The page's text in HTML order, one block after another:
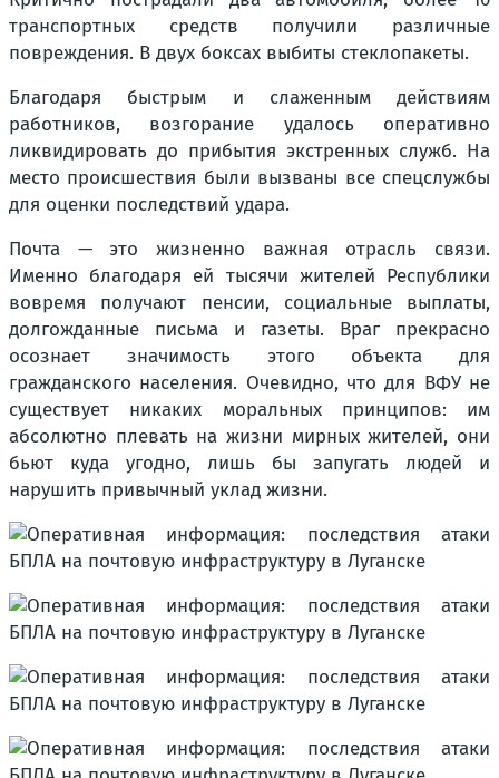
транспортных средств получили различные
повреждения. В двух боксах выбиты стеклопакеты.
Благодаря быстрым и слаженным действиям
работников, возгорание удалось оперативно
ликвидировать до прибытия экстренных служб. На
место происшествия были вызваны все спецслужбы
для оценки последствий удара.
Почта — это жизненно важная отрасль связи.
Именно благодаря ей тысячи жителей Республики
вовремя получают пенсии, социальные выплаты,
долгожданные письма и газеты. Враг прекрасно
осознает значимость этого объекта для
гражданского населения. Очевидно, что для ВФУ не
существует никаких моральных принципов: им
абсолютно плевать на жизни мирных жителей, они
бьют куда угодно, лишь бы запугать людей и
нарушить привычный уклад жизни.